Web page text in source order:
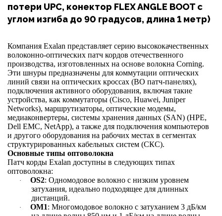
потери UPC, конектор FLEX ANGLE BOOT с
углом изгиба до 90 градусов, длина 1 метр)
Компания Exalan представляет серию высококачественных
волоконно-оптических патч кордов отечественного
производства, изготовленных на основе волокна Corning.
Эти шнуры предназначены для коммутации оптических
линий связи на оптических кроссах (ВО патч-панелях),
подключения активного оборудования, включая такие
устройства, как коммутаторы (Cisco, Huawei, Juniper
Networks), маршрутизаторы, оптические модемы,
медиаконвертеры, системы хранения данных (SAN) (HPE,
Dell EMC, NetApp), а также для подключения компьютеров
и другого оборудования на рабочих местах в сегментах
структурированных кабельных систем (СКС).
Основные типы оптоволокна
Патч корды Exalan доступны в следующих типах
оптоволокна:
· OS2: Одномодовое волокно с низким уровнем
затухания, идеально подходящее для длинных
дистанций.
· OM1: Многомодовое волокно с затуханием 3 дБ/км